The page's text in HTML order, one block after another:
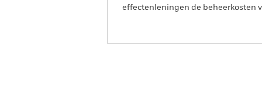
effectenleningen de beheerkosten